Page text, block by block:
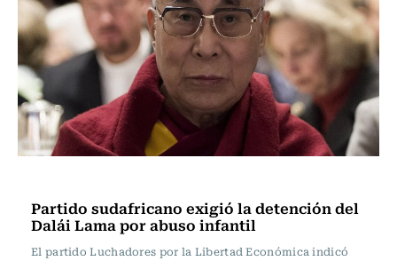
Partido sudafricano exigió la detención del
Dalái Lama por abuso infantil
El partido Luchadores por la Libertad Económica indicó